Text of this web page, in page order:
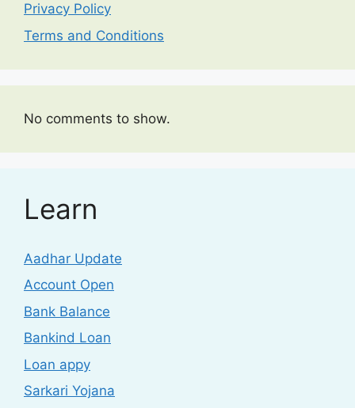
Privacy Policy
Terms and Conditions
No comments to show.
Learn
Aadhar Update
Account Open
Bank Balance
Bankind Loan
Loan appy
Sarkari Yojana